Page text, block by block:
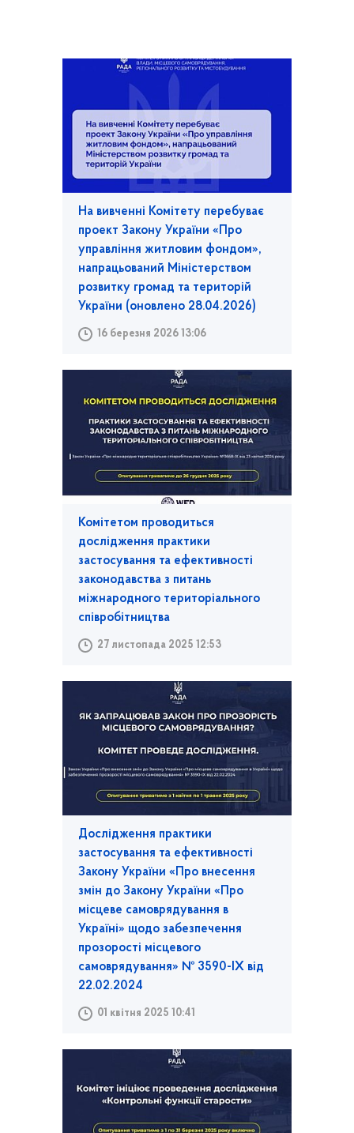
На вивченні Комітету перебуває
проект Закону України «Про
управління житловим фондом»,
напрацьований Міністерством
розвитку громад та територій
України (оновлено 28.04.2026)
16 березня 2026 13:06
Комітетом проводиться
дослідження практики
застосування та ефективності
законодавства з питань
міжнародного територіального
співробітництва
27 листопада 2025 12:53
Дослідження практики
застосування та ефективності
Закону України «Про внесення
змін до Закону України «Про
місцеве самоврядування в
Україні» щодо забезпечення
прозорості місцевого
самоврядування» № 3590-IX від
22.02.2024
01 квітня 2025 10:41